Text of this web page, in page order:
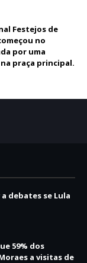
Festejos de
no
por uma
praça principal.
debates se Lula
59% dos
a visitas de